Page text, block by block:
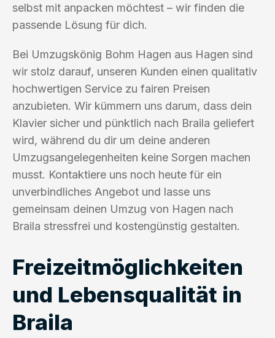
selbst mit anpacken möchtest – wir finden die
passende Lösung für dich.
Bei Umzugskönig Bohm Hagen aus Hagen sind
wir stolz darauf, unseren Kunden einen qualitativ
hochwertigen Service zu fairen Preisen
anzubieten. Wir kümmern uns darum, dass dein
Klavier sicher und pünktlich nach Braila geliefert
wird, während du dir um deine anderen
Umzugsangelegenheiten keine Sorgen machen
musst. Kontaktiere uns noch heute für ein
unverbindliches Angebot und lasse uns
gemeinsam deinen Umzug von Hagen nach
Braila stressfrei und kostengünstig gestalten.
Freizeitmöglichkeiten
und Lebensqualität in
Braila